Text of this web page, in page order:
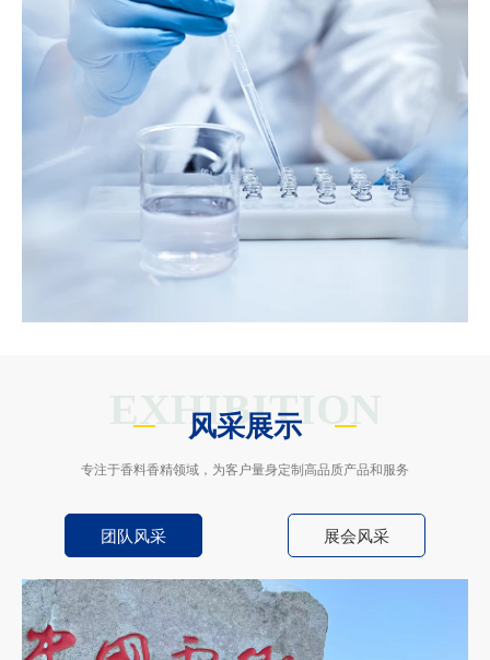
EXHIBITION
风采展示
专注于香料香精领域，为客户量身定制高品质产品和服务
团队风采 展会风采